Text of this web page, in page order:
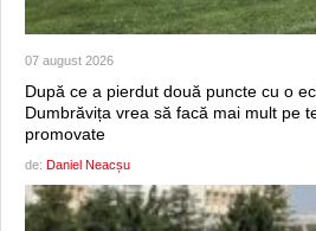
07 august 2026
După ce a pierdut două puncte cu o
Dumbrăvița vrea să facă mai mult pe
promovate
de: Daniel Neacșu